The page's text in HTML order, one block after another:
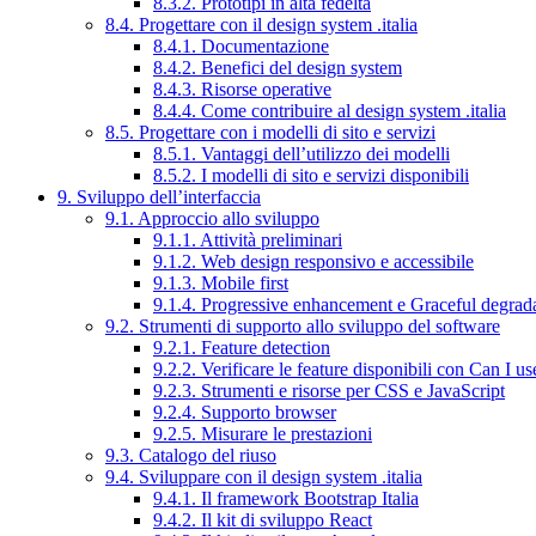
8.4. Progettare con il design system .italia
8.4.1. Documentazione
8.4.2. Benefici del design system
8.4.3. Risorse operative
8.4.4. Come contribuire al design system .italia
8.5. Progettare con i modelli di sito e servizi
8.5.1. Vantaggi dell’utilizzo dei modelli
8.5.2. I modelli di sito e servizi disponibili
9. Sviluppo dell’interfaccia
9.1. Approccio allo sviluppo
9.1.1. Attività preliminari
9.1.2. Web design responsivo e accessibile
9.1.3. Mobile first
9.1.4. Progressive enhancement e Graceful
9.2. Strumenti di supporto allo sviluppo del software
9.2.1. Feature detection
9.2.2. Verificare le feature disponibili con Can I
9.2.3. Strumenti e risorse per CSS e JavaScript
9.2.4. Supporto browser
9.2.5. Misurare le prestazioni
9.3. Catalogo del riuso
9.4. Sviluppare con il design system .italia
9.4.1. Il framework Bootstrap Italia
9.4.2. Il kit di sviluppo React